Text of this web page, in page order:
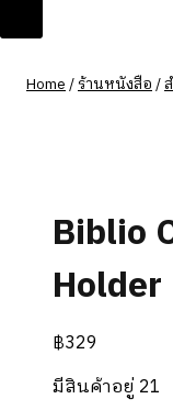
Home/ร้านหนังสือ/
Biblio
Holder
฿329
มีสินค้าอยู่ 21